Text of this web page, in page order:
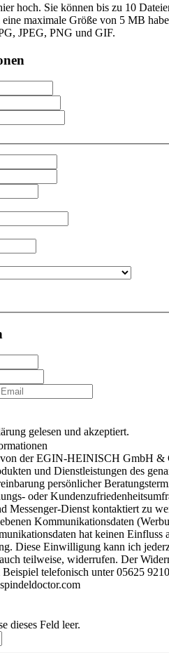
hoch. Sie können bis zu 10
maximale Größe von 5 MB
JPEG, PNG und GIF.
gelesen und akzeptiert.
von der EGIN-HEINISCH GmbH &
und Dienstleistungen des
persönlicher
oder
Messenger-Dienst kontaktiert zu
Kommunikationsdaten
hat keinen Einfluss
Diese Einwilligung kann ich
teilweise, widerrufen. Der
telefonisch unter 05625
dieses Feld leer.